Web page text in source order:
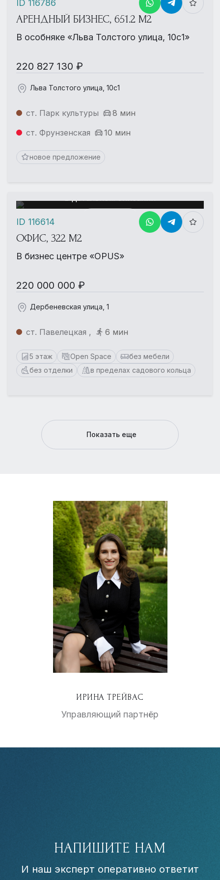
АРЕНДНЫЙ БИЗНЕС, 651.2 М2
В особняке «Льва Толстого улица, 10с1»
220 827 130 ₽
Льва Толстого улица, 10с1
ст. Парк культуры
8 мин
ст. Фрунзенская
10 мин
новое предложение
ID 116786
ОФИС, 322 М2
В бизнес центре «OPUS»
220 000 000 ₽
Дербеневская улица, 1
ст. Павелецкая , 6 мин
5 этаж Open Space
без мебели
без отделки
в пределах садового кольца
ID 116614
Показать еще
ИРИНА ТРЕЙВАС
Управляющий партнёр
НАПИШИТЕ НАМ
И наш эксперт оперативно ответит